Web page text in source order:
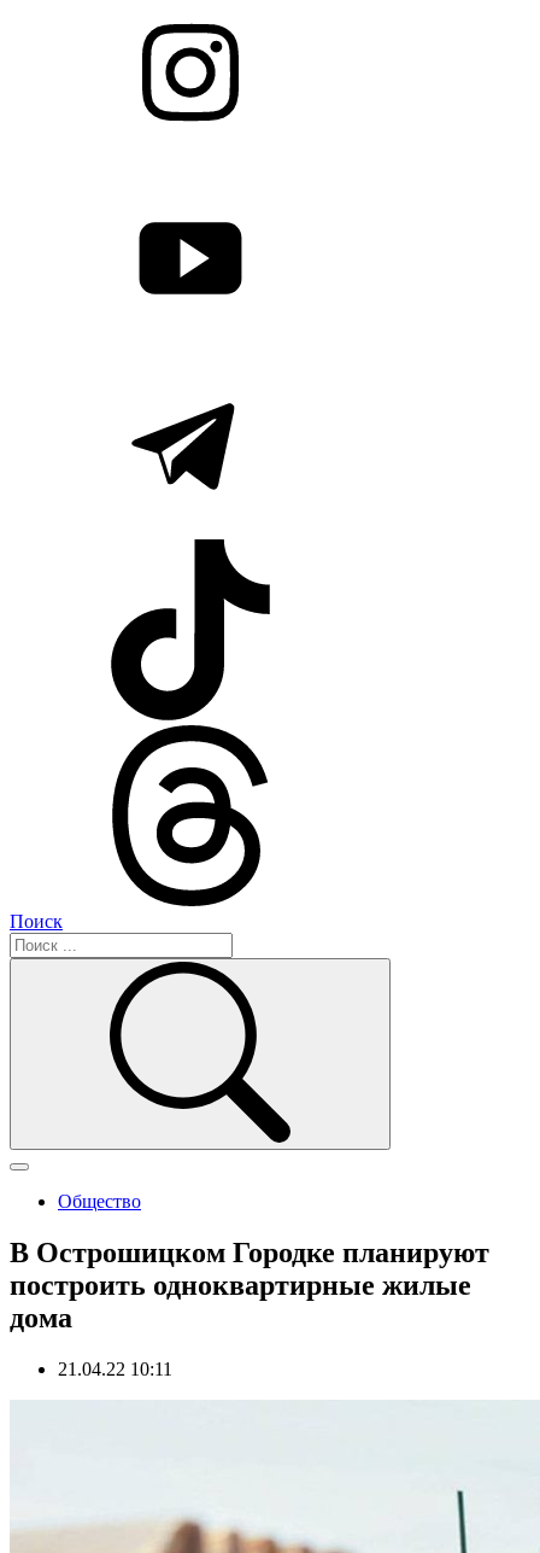
Поиск
Общество
В Острошицком Городке планируют
построить одноквартирные жилые
дома
21.04.22 10:11